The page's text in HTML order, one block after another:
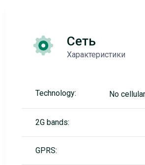
Сеть
Характеристики
Technology: No
2G bands:
GPRS: